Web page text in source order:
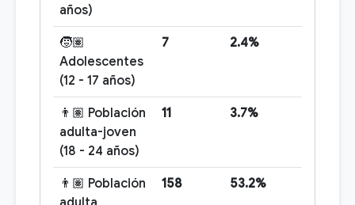
años)
🧒🏽
Adolescentes
(12 - 17 años)
7 2.4%
👨🏽 Población
adulta-joven
(18 - 24 años)
11 3.7%
👨🏽 Población
158 53.2%